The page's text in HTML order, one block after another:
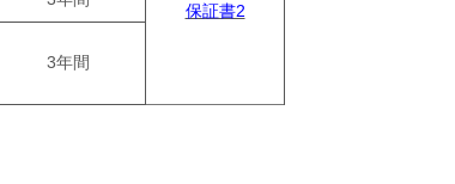
保証書2
3年間